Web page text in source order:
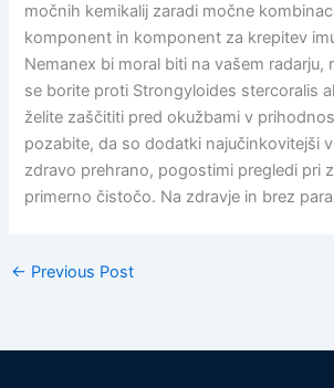
močnih kemikalij zaradi močne
komponent in komponent za krepitev
Nemanex bi moral biti na vašem radarju,
se borite proti Strongyloides stercoralis
želite zaščititi pred okužbami v
pozabite, da so dodatki najučinkovitejši
zdravo prehrano, pogostimi pregledi pri
primerno čistočo. Na zdravje in brez
← Previous Post